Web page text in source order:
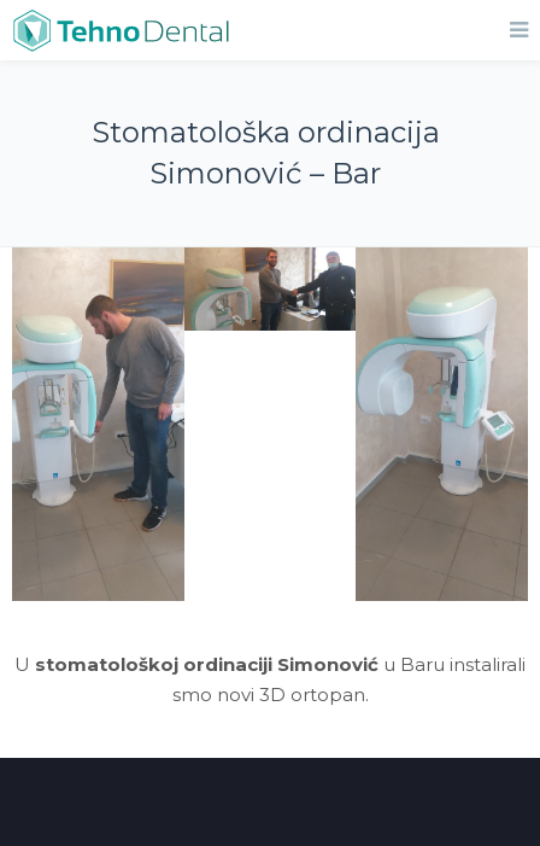
Stomatološka ordinacija
Simonović – Bar
U stomatološkoj ordinaciji Simonović u Baru instalirali
smo novi 3D ortopan.